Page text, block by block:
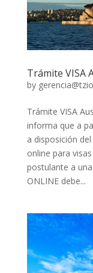
Trámite VISA
by
Trámite VISA
informa que a
a disposición
online para
postulante a
ONLINE debe...